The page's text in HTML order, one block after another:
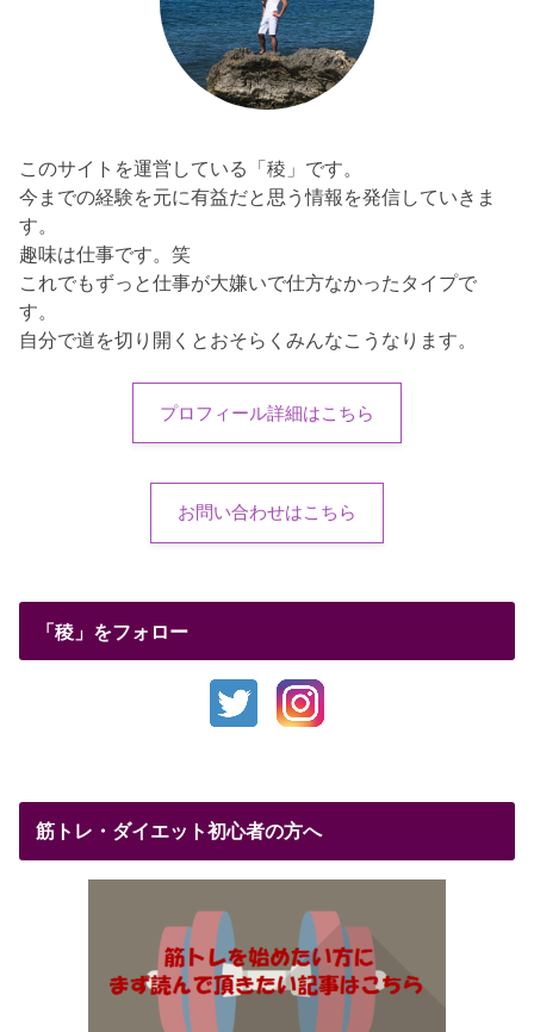
このサイトを運営している「稜」です。
今までの経験を元に有益だと思う情報を発信していきま
す。
趣味は仕事です。笑
これでもずっと仕事が大嫌いで仕方なかったタイプで
す。
自分で道を切り開くとおそらくみんなこうなります。
プロフィール詳細はこちら
お問い合わせはこちら
「稜」をフォロー
筋トレ・ダイエット初心者の方へ